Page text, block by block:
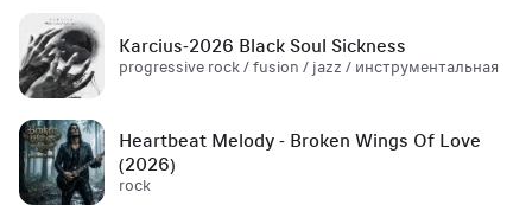
Karcius-2026 Black Soul Sickness
progressive rock / fusion / jazz / инструментальная
Heartbeat Melody - Broken Wings Of Love
(2026)
rock